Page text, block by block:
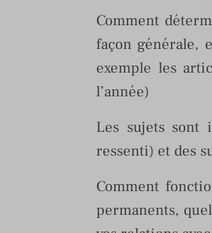
Comment
façon générale,
exemple les
l’année)
Les sujets sont
ressenti) et des
Comment
permanents,